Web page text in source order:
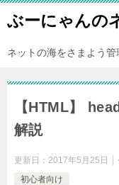
ぶーにゃんの
ネットの海をさまよう
【HTML】
解説
更新日： 2017年5月25日
初心者向け